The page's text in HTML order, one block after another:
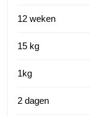
12 weken
15 kg
1kg
2 dagen